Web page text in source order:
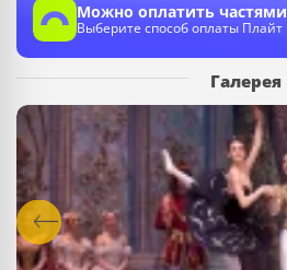
Можно оплатить частями
Выберите способ оплаты Плайт
Галерея